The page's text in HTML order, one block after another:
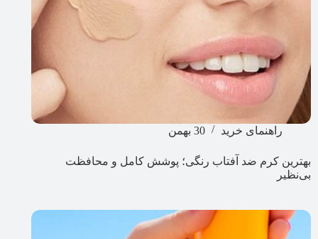
راهنمای خرید 30 بهمن
بهترین کرم ضد آفتاب رنگی؛ پوشش کامل و محافظت
بی‌نظیر